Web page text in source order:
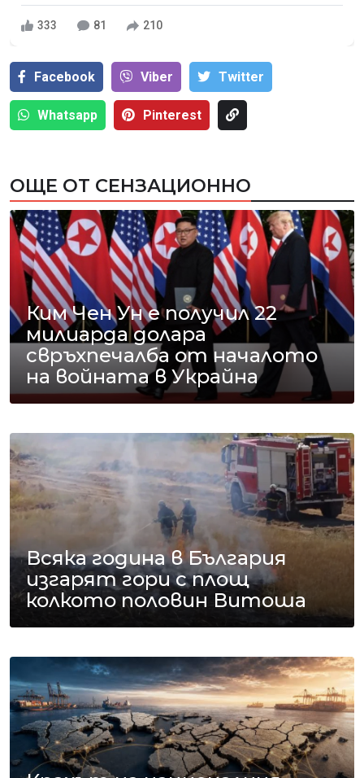
333 81 210
Facebook Viber Тwitter
Whatsapp Pinterest
ОЩЕ ОТ СЕНЗАЦИОННО
Ким Чен Ун е получил 22
милиарда долара
свръхпечалба от началото
на войната в Украйна
Всяка година в България
изгарят гори с площ
колкото половин Витоша